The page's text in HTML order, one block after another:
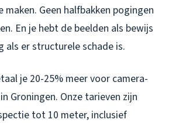
Geen halfbakken pogingen
En je hebt de beelden als bewijs
als er structurele schade is.
je 20-25% meer voor camera-
Groningen. Onze tarieven zijn
tot 10 meter, inclusief